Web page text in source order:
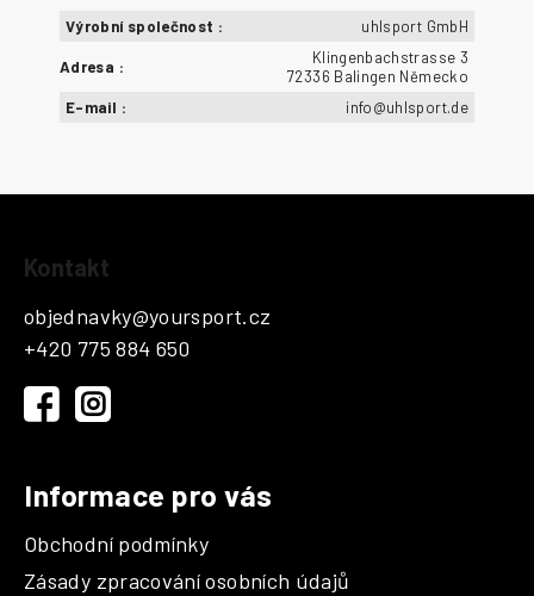
Výrobní společnost : uhlsport GmbH
Adresa :
Klingenbachstrasse 3
72336 Balingen Německo
E-mail : info@uhlsport.de
Kontakt
objednavky@yoursport.cz
+420 775 884 650
Informace pro vás
Obchodní podmínky
Zásady zpracování osobních údajů